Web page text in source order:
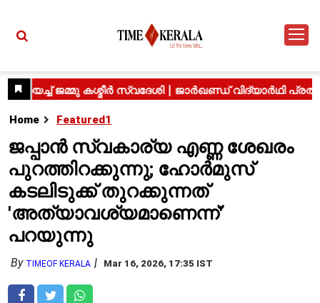
Home Featured1
ജപ്പാൻ സ്വകാര്യ എണ്ണ ശേഖരം
പുറത്തിറക്കുന്നു; ഹോർമുസ്
കടലിടുക്ക് തുറക്കുന്നത്
'അത്യാവശ്യമാണെന്ന്'
പറയുന്നു
By TIMEOF KERALA Mar 16, 2026, 17:35 IST